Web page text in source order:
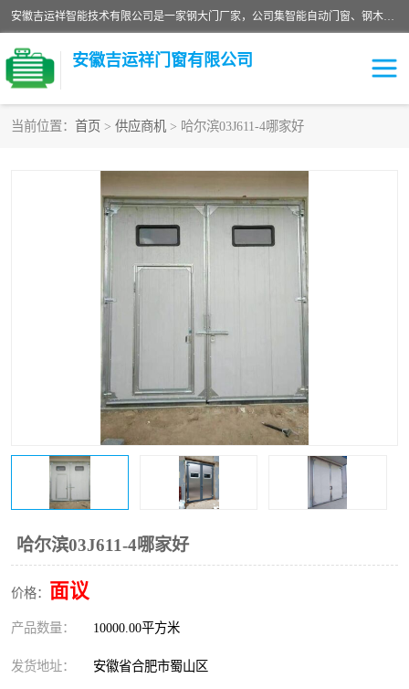
安徽吉运祥智能技术有限公司是一家钢大门厂家，公司集智能自动门窗、钢木门、特种门窗、工业门窗、图集门窗、定制门窗、非标门窗等通道产品的研发设计、制作、安装于一体的综合性、性高新技术企业。
安徽吉运祥门窗有限公司
当前位置： 首页 > 供应商机 > 哈尔滨03J611-4哪家好
哈尔滨03J611-4哪家好
价格： 面议
产品数量： 10000.00平方米
发货地址： 安徽省合肥市蜀山区
防撞自由门 变压器室门窗
工业电动折叠门 钢木门
工业平移门
监狱门及监狱设备
变压器室配电房门
彩钢板门